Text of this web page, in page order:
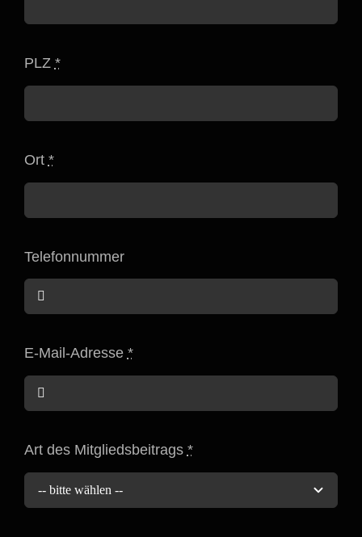
PLZ *
Ort *
Telefonnummer
E-Mail-Adresse *
Art des Mitgliedsbeitrags *